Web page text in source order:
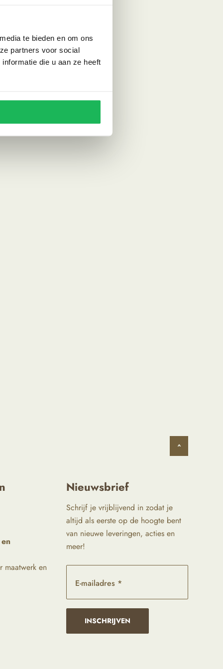
te bieden en om ons
partners voor social
die u aan ze heeft
^
maatwerk en
Nieuwsbrief
Schrijf je vrijblijvend in zodat je
altijd als eerste op de hoogte bent
van nieuwe leveringen, acties en
meer!
E-mailadres *
INSCHRIJVEN